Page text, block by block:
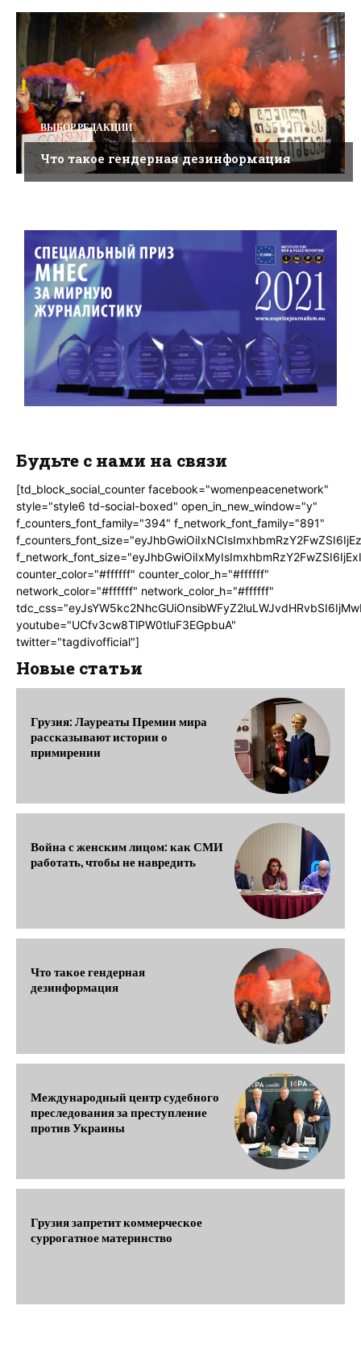
ВЫБОР РЕДАКЦИИ
Что такое гендерная дезинформация
Будьте с нами на связи
[td_block_social_counter facebook="womenpeacenetwork"
style="style6 td-social-boxed" open_in_new_window="y"
f_counters_font_family="394" f_network_font_family="891"
counter_color="#ffffff" counter_color_h="#ffffff"
network_color="#ffffff" network_color_h="#ffffff"
youtube="UCfv3cw8TlPW0tluF3EGpbuA"
twitter="tagdivofficial"]
Новые статьи
Грузия: Лауреаты Премии мира
рассказывают истории о
примирении
Война с женским лицом: как СМИ
работать, чтобы не навредить
Что такое гендерная
дезинформация
Международный центр судебного
преследования за преступление
против Украины
Грузия запретит коммерческое
суррогатное материнство